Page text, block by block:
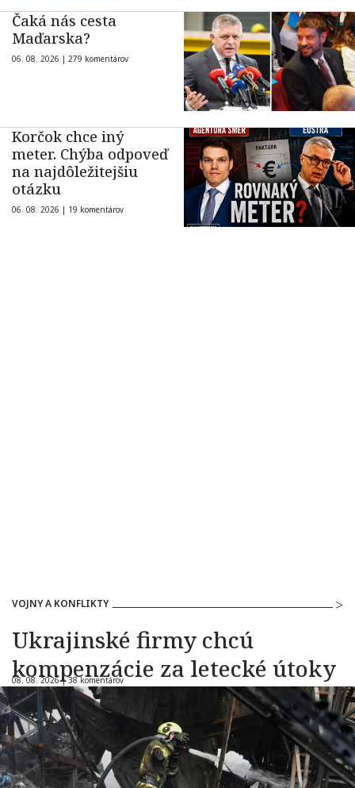
Čaká nás cesta
Maďarska?
06. 08. 2026 | 279 komentárov
Korčok chce iný
meter. Chýba odpoveď
na najdôležitejšiu
otázku
06. 08. 2026 | 19 komentárov
VOJNY A KONFLIKTY
Ukrajinské firmy chcú
kompenzácie za letecké útoky
08. 08. 2026 |38 komentárov